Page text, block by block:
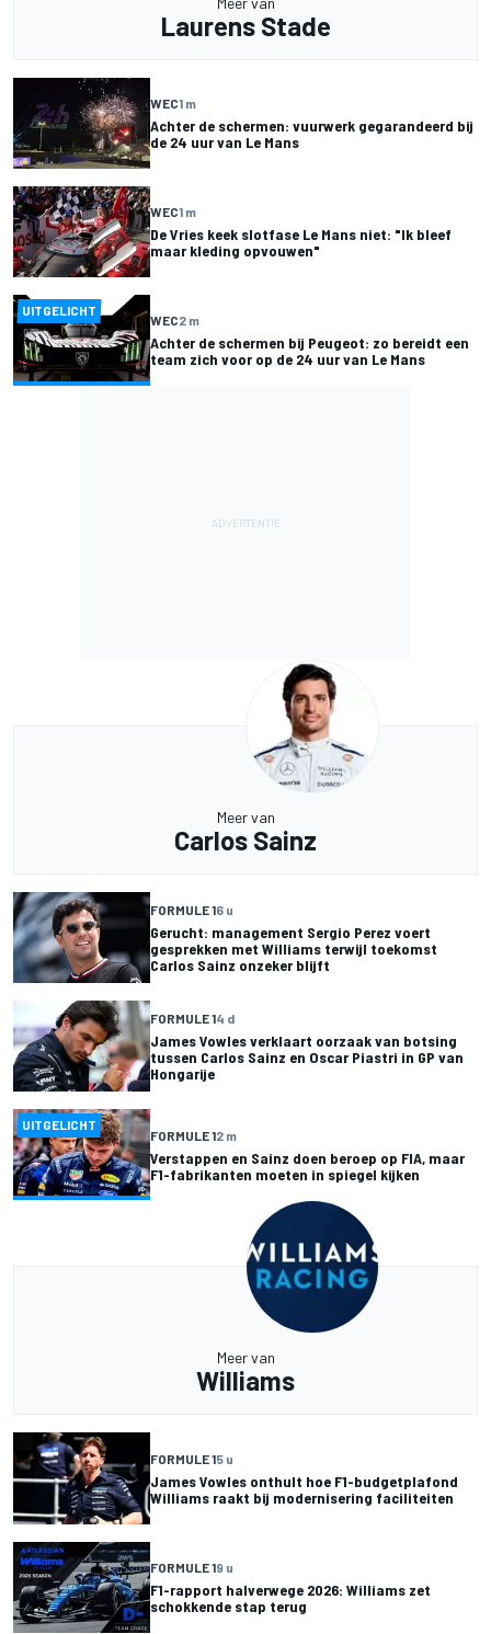
Laurens Stade
WEC1 m
Achter de schermen: vuurwerk gegarandeerd bij
de 24 uur van Le Mans
WEC1 m
De Vries keek slotfase Le Mans niet: "Ik bleef
maar kleding opvouwen"
UITGELICHT
WEC2 m
Achter de schermen bij Peugeot: zo bereidt een
team zich voor op de 24 uur van Le Mans
Meer van
Carlos Sainz
FORMULE 16 u
Gerucht: management Sergio Perez voert
gesprekken met Williams terwijl toekomst
Carlos Sainz onzeker blijft
FORMULE 14 d
James Vowles verklaart oorzaak van botsing
tussen Carlos Sainz en Oscar Piastri in GP van
Hongarije
UITGELICHT
FORMULE 12 m
Verstappen en Sainz doen beroep op FIA, maar
F1-fabrikanten moeten in spiegel kijken
Meer van
Williams
FORMULE 15 u
James Vowles onthult hoe F1-budgetplafond
Williams raakt bij modernisering faciliteiten
FORMULE 19 u
F1-rapport halverwege 2026: Williams zet
schokkende stap terug